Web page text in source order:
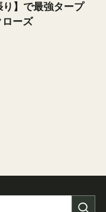
】で最強タープ
ローズ